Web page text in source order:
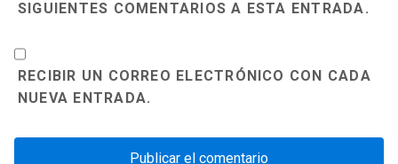
SIGUIENTES COMENTARIOS A ESTA ENTRADA.
RECIBIR UN CORREO ELECTRÓNICO CON CADA
NUEVA ENTRADA.